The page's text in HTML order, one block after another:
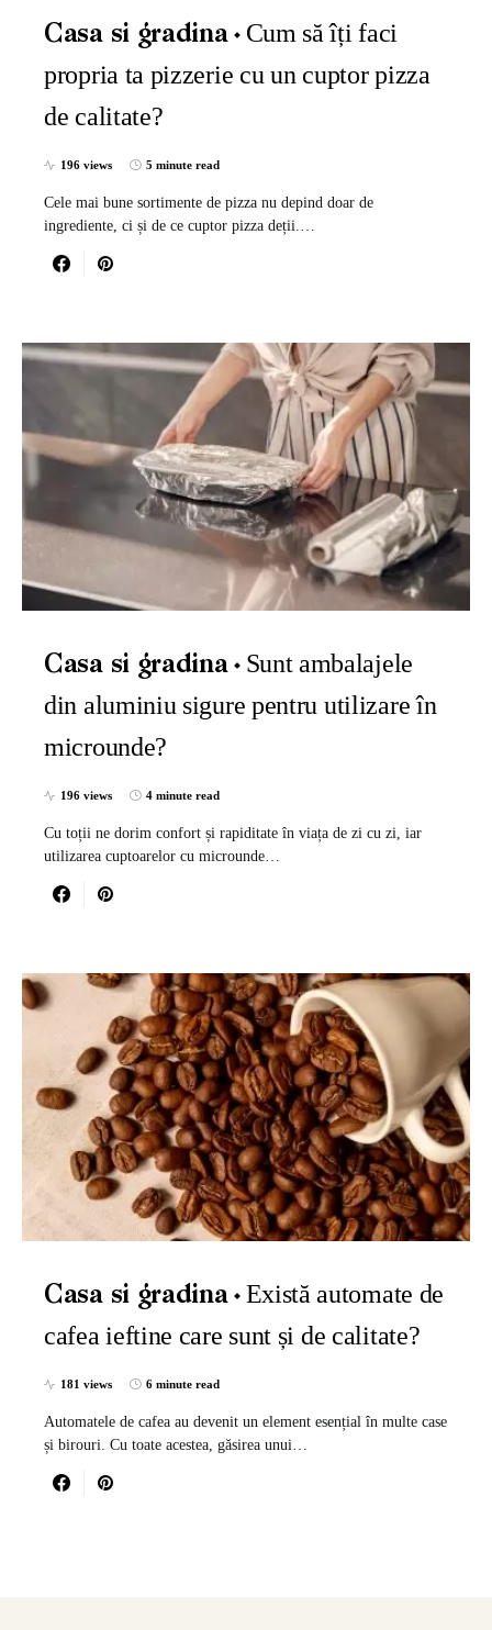
Casa si gradina
Cum să îți faci
propria ta pizzerie cu un cuptor pizza
de calitate?
196 views 5 minute read
Cele mai bune sortimente de pizza nu depind doar de
ingrediente, ci și de ce cuptor pizza deții.…
Casa si gradina
Sunt ambalajele
din aluminiu sigure pentru utilizare în
microunde?
196 views 4 minute read
Cu toții ne dorim confort și rapiditate în viața de zi cu zi, iar
utilizarea cuptoarelor cu microunde…
Casa si gradina
Există automate de
cafea ieftine care sunt și de calitate?
181 views 6 minute read
Automatele de cafea au devenit un element esențial în multe case
și birouri. Cu toate acestea, găsirea unui…